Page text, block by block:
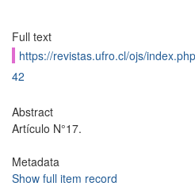
Full text
https://revistas.ufro.cl/ojs/
42
Abstract
Artículo N°17.
Metadata
Show full item record